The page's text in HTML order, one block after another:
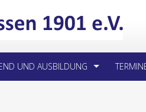
UND AUSBILDUNG